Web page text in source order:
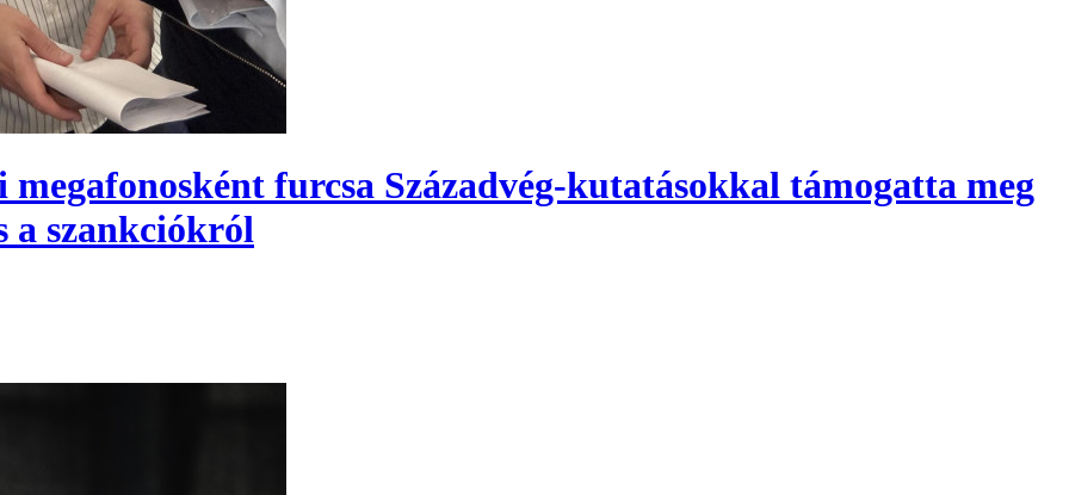
furcsa Századvég-kutatásokkal támogatta meg
a szankciókról